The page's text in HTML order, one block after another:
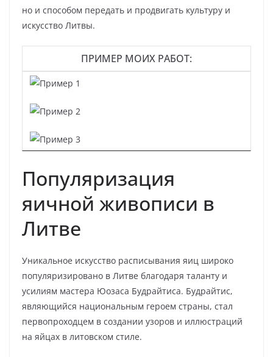
но и способом передать и продвигать культуру и
искусство Литвы.
ПРИМЕР МОИХ РАБОТ:
Популяризация
яичной живописи в
Литве
Уникальное искусство расписывания яиц широко
популяризировано в Литве благодаря таланту и
усилиям мастера Юозаса Будрайтиса. Будрайтис,
являющийся национальным героем страны, стал
первопроходцем в создании узоров и иллюстраций
на яйцах в литовском стиле.